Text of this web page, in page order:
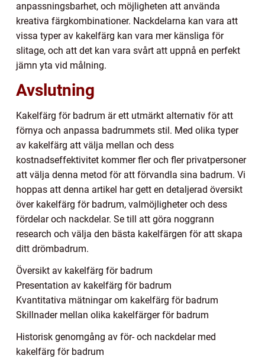
anpassningsbarhet, och möjligheten att använda
kreativa färgkombinationer. Nackdelarna kan vara att
vissa typer av kakelfärg kan vara mer känsliga för
slitage, och att det kan vara svårt att uppnå en perfekt
jämn yta vid målning.
Avslutning
Kakelfärg för badrum är ett utmärkt alternativ för att
förnya och anpassa badrummets stil. Med olika typer
av kakelfärg att välja mellan och dess
kostnadseffektivitet kommer fler och fler privatpersoner
att välja denna metod för att förvandla sina badrum. Vi
hoppas att denna artikel har gett en detaljerad översikt
över kakelfärg för badrum, valmöjligheter och dess
fördelar och nackdelar. Se till att göra noggrann
research och välja den bästa kakelfärgen för att skapa
ditt drömbadrum.
Översikt av kakelfärg för badrum
Presentation av kakelfärg för badrum
Kvantitativa mätningar om kakelfärg för badrum
Skillnader mellan olika kakelfärger för badrum
Historisk genomgång av för- och nackdelar med
kakelfärg för badrum